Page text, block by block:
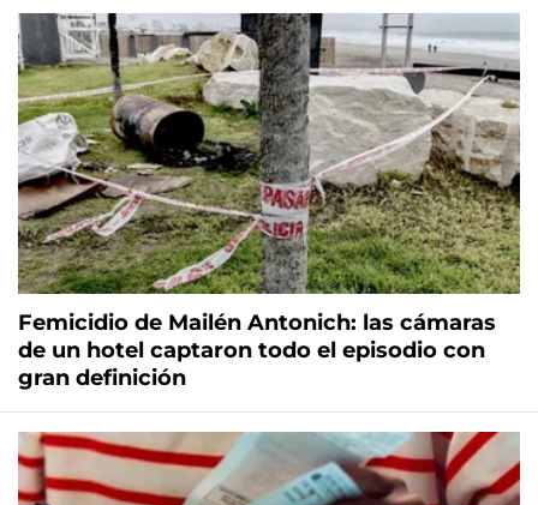
Femicidio de Mailén Antonich: las cámaras
de un hotel captaron todo el episodio con
gran definición